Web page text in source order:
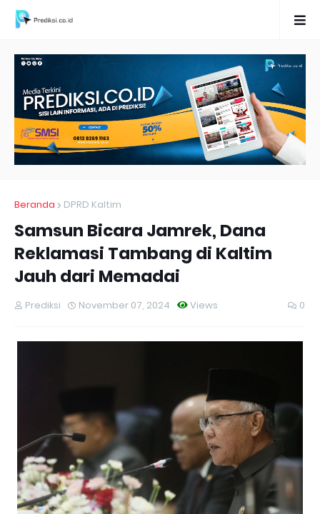
Beranda DPRD Kaltim
Samsun Bicara Jamrek, Dana
Reklamasi Tambang di Kaltim
Jauh dari Memadai
Prediksi Views
November 07, 2024 0